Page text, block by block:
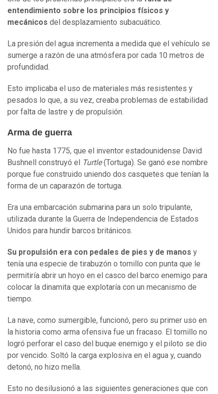
entendimiento sobre los principios físicos y
mecánicos del desplazamiento subacuático.
La presión del agua incrementa a medida que el vehículo se
sumerge a razón de una atmósfera por cada 10 metros de
profundidad.
Esto implicaba el uso de materiales más resistentes y
pesados lo que, a su vez, creaba problemas de estabilidad
por falta de lastre y de propulsión.
Arma de guerra
No fue hasta 1775, que el inventor estadounidense David
Bushnell construyó el Turtle(Tortuga). Se ganó ese nombre
porque fue construido uniendo dos casquetes que tenían la
forma de un caparazón de tortuga.
Era una embarcación submarina para un solo tripulante,
utilizada durante la Guerra de Independencia de Estados
Unidos para hundir barcos británicos.
Su propulsión era con pedales de pies y de manos y
tenía una especie de tirabuzón o tornillo con punta que le
permitiría abrir un hoyo en el casco del barco enemigo para
colocar la dinamita que explotaría con un mecanismo de
tiempo.
La nave, como sumergible, funcionó, pero su primer uso en
la historia como arma ofensiva fue un fracaso. El tornillo no
logró perforar el caso del buque enemigo y el piloto se dio
por vencido. Soltó la carga explosiva en el agua y, cuando
detonó, no hizo mella.
Esto no desilusionó a las siguientes generaciones que con